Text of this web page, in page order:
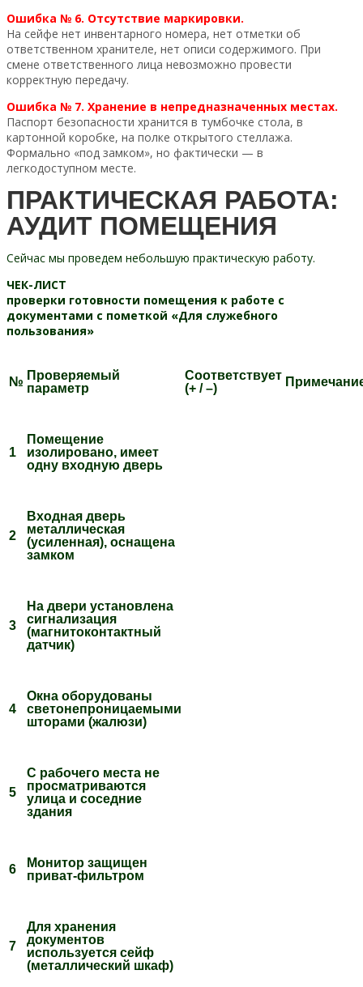
Ошибка № 6. Отсутствие маркировки.
На сейфе нет инвентарного номера, нет отметки об
ответственном хранителе, нет описи содержимого. При
смене ответственного лица невозможно провести
корректную передачу.
Ошибка № 7. Хранение в непредназначенных местах.
Паспорт безопасности хранится в тумбочке стола, в
картонной коробке, на полке открытого стеллажа.
Формально «под замком», но фактически — в
легкодоступном месте.
ПРАКТИЧЕСКАЯ РАБОТА:
АУДИТ ПОМЕЩЕНИЯ
Сейчас мы проведем небольшую практическую работу.
ЧЕК-ЛИСТ
проверки готовности помещения к работе с
документами с пометкой «Для служебного
пользования»
№ Проверяемый
параметр
Соответствует
(+ / –)
1
Помещение
изолировано, имеет
одну входную дверь
2
Входная дверь
металлическая
(усиленная), оснащена
замком
3
На двери установлена
сигнализация
(магнитоконтактный
датчик)
4
Окна оборудованы
светонепроницаемыми
шторами (жалюзи)
5
С рабочего места не
просматриваются
улица и соседние
здания
6
Монитор защищен
приват-фильтром
7
Для хранения
документов
используется сейф
(металлический шкаф)